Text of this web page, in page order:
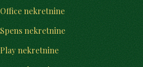
Office nekretnine
Spens nekretnine
Play nekretnine